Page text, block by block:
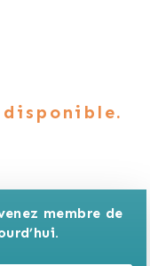
membre de